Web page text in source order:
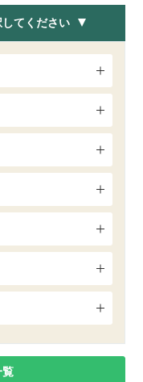
てください
覧